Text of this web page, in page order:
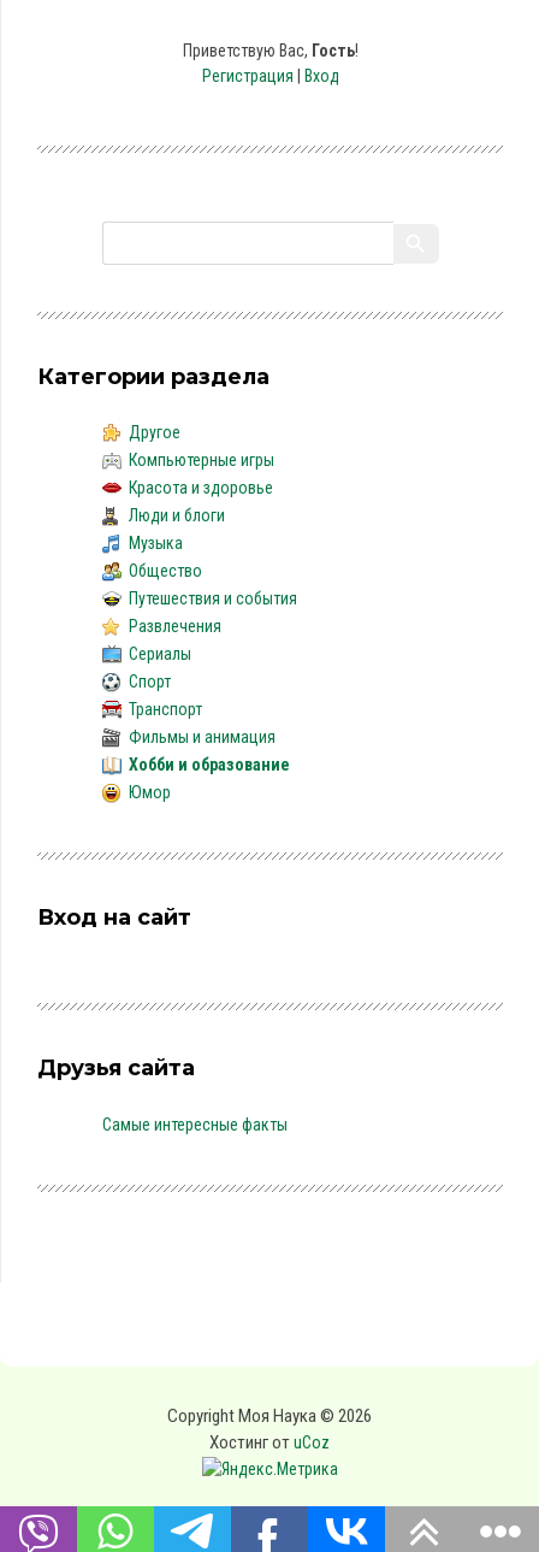
Приветствую Вас, Гость!
Регистрация
Вход
Категории раздела
Другое
Компьютерные игры
Красота и здоровье
Люди и блоги
Музыка
Общество
Путешествия и события
Развлечения
Сериалы
Спорт
Транспорт
Фильмы и анимация
Хобби и образование
Юмор
Вход на сайт
Друзья сайта
Самые интересные факты
Copyright Моя Наука © 2026
Хостинг отuCoz